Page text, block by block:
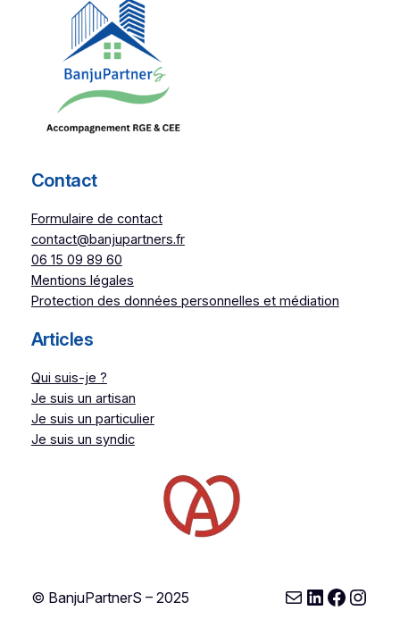
Contact
Formulaire de contact
contact@banjupartners.fr
06 15 09 89 60
Mentions légales
Protection des données personnelles et médiation
Articles
Qui suis-je ?
Je suis un artisan
Je suis un particulier
Je suis un syndic
E-mailLinkedIn
© BanjuPartnerS – 2025